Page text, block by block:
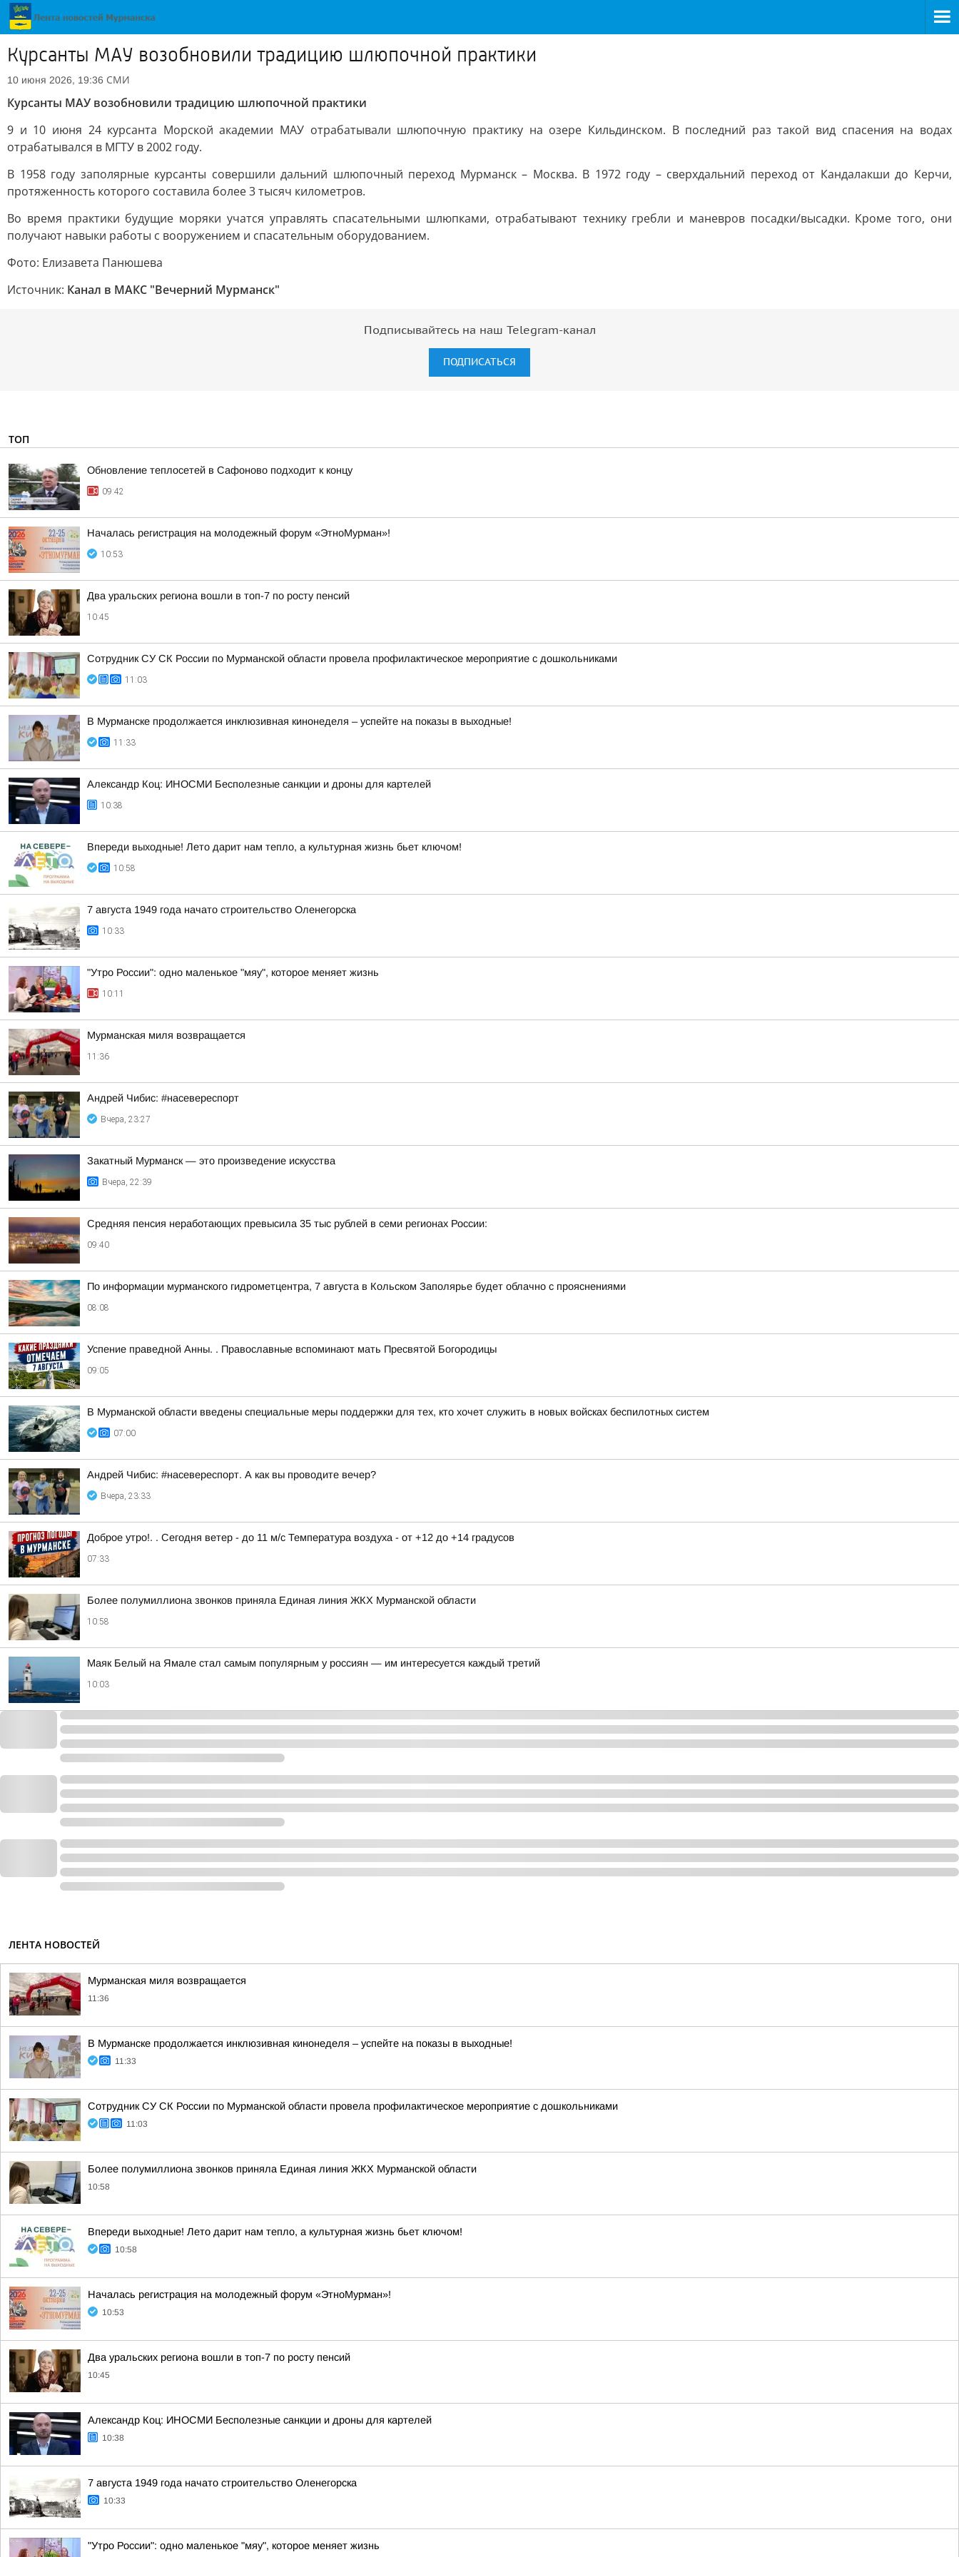
Курсанты МАУ возобновили традицию шлюпочной практики
10 июня 2026, 19:36 СМИ
Курсанты МАУ возобновили традицию шлюпочной практики
9 и 10 июня 24 курсанта Морской академии МАУ отрабатывали шлюпочную практику на озере Кильдинском. В последний раз такой вид спасения на водах
отрабатывался в МГТУ в 2002 году.
В 1958 году заполярные курсанты совершили дальний шлюпочный переход Мурманск – Москва. В 1972 году – сверхдальний переход от Кандалакши до Керчи,
протяженность которого составила более 3 тысяч километров.
Во время практики будущие моряки учатся управлять спасательными шлюпками, отрабатывают технику гребли и маневров посадки/высадки. Кроме того, они
получают навыки работы с вооружением и спасательным оборудованием.
Фото: Елизавета Панюшева
Источник: Канал в МАКС "Вечерний Мурманск"
Подписывайтесь на наш Telegram-канал
ПОДПИСАТЬСЯ
ТОП
Обновление теплосетей в Сафоново подходит к концу
09:42
Началась регистрация на молодежный форум «ЭтноМурман»!
10:53
Два уральских региона вошли в топ-7 по росту пенсий
10:45
Сотрудник СУ СК России по Мурманской области провела профилактическое мероприятие с дошкольниками
11:03
В Мурманске продолжается инклюзивная кинонеделя – успейте на показы в выходные!
11:33
Александр Коц: ИНОСМИ Бесполезные санкции и дроны для картелей
10:38
Впереди выходные! Лето дарит нам тепло, а культурная жизнь бьет ключом!
10:58
7 августа 1949 года начато строительство Оленегорска
10:33
"Утро России": одно маленькое "мяу", которое меняет жизнь
10:11
Мурманская миля возвращается
11:36
Андрей Чибис: #насевереспорт
Вчера, 23:27
Закатный Мурманск — это произведение искусства
Вчера, 22:39
Средняя пенсия неработающих превысила 35 тыс рублей в семи регионах России:
09:40
По информации мурманского гидрометцентра, 7 августа в Кольском Заполярье будет облачно с прояснениями
08:08
Успение праведной Анны. . Православные вспоминают мать Пресвятой Богородицы
09:05
В Мурманской области введены специальные меры поддержки для тех, кто хочет служить в новых войсках беспилотных систем
07:00
Андрей Чибис: #насевереспорт. А как вы проводите вечер?
Вчера, 23:33
Доброе утро!. . Сегодня ветер - до 11 м/с Температура воздуха - от +12 до +14 градусов
07:33
Более полумиллиона звонков приняла Единая линия ЖКХ Мурманской области
10:58
Маяк Белый на Ямале стал самым популярным у россиян — им интересуется каждый третий
10:03
ЛЕНТА НОВОСТЕЙ
Мурманская миля возвращается
11:36
В Мурманске продолжается инклюзивная кинонеделя – успейте на показы в выходные!
11:33
Сотрудник СУ СК России по Мурманской области провела профилактическое мероприятие с дошкольниками
11:03
Более полумиллиона звонков приняла Единая линия ЖКХ Мурманской области
10:58
Впереди выходные! Лето дарит нам тепло, а культурная жизнь бьет ключом!
10:58
Началась регистрация на молодежный форум «ЭтноМурман»!
10:53
Два уральских региона вошли в топ-7 по росту пенсий
10:45
Александр Коц: ИНОСМИ Бесполезные санкции и дроны для картелей
10:38
7 августа 1949 года начато строительство Оленегорска
10:33
"Утро России": одно маленькое "мяу", которое меняет жизнь